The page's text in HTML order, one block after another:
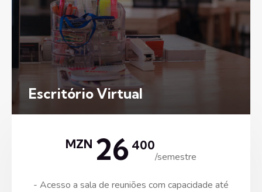
Escritório Virtual
MZN 26 400
/semestre
- Acesso a sala de reuniões com capacidade até